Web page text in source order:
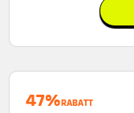
47%RABATT